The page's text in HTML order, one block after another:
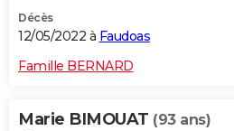
Décès
12/05/2022 à Faudoas
Famille BERNARD
Marie BIMOUAT (93 ans)